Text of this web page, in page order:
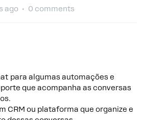
ago 0 comments
para algumas automações e
que acompanha as conversas
CRM ou plataforma que organize e